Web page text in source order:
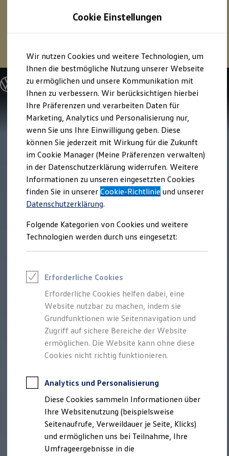
Hauptinhalt
springen
Footer
springen
Profitieren Sie von bis zu6.000 € 1
VolkswagenID. oder
Hybridmodelle.
Mehr zur E‑Auto-Förderung
Modelle und Konfigurator
Konfigurator
Modelle vergleichen
Konfiguration laden
Autosuche
Elektroautos
ENERGY Sondermodelle
Nutzfahrzeuge
SUV und CUV
Familienautos
Kombis
Kompaktwagen
Sportwagen
Schnell verfügbare Fahrzeuge
Angebote und Produkte
Aktuelle Angebote
E-Auto-Förderung
Volkswagen Marktplatz
Elektromobilität bei Gebrauchtwagen
Saisonangebote
Reifenpakete
Leasing
Leasing-Angebote
Gebrauchtwagen Leasing
Junge Gebrauchtwagen-Leasing
Elektroauto Leasing
Kleinwagen-Leasing
Autokredit mit Schlussrate
Versicherungen und Garantien
Kfz-Versicherung
Restschuldversicherungen
Garantien
Wartungsverträge
Geschäftskunden
Professional Class bei Volkswagen
Cookie Einstellungen
Wir nutzen Cookies und weitere Technologien, um
Ihnen die bestmögliche Nutzung unserer Webseite
zu ermöglichen und unsere Kommunikation mit
Ihnen zu verbessern. Wir berücksichtigen hierbei
Ihre Präferenzen und verarbeiten Daten für
Marketing, Analytics und Personalisierung nur,
wenn Sie uns Ihre Einwilligung geben. Diese
können Sie jederzeit mit Wirkung für die Zukunft
im Cookie Manager (Meine Präferenzen verwalten)
in der Datenschutzerklärung widerrufen. Weitere
Informationen zu unseren eingesetzten Cookies
finden Sie in unsererCookie-Richtlinie und unserer
Datenschutzerklärung.
Folgende Kategorien von Cookies und weitere
Technologien werden durch uns eingesetzt:
Erforderliche Cookies
Erforderliche Cookies helfen dabei, eine
Website nutzbar zu machen, indem sie
Grundfunktionen wie Seitennavigation und
Zugriff auf sichere Bereiche der Website
ermöglichen. Die Website kann ohne diese
Cookies nicht richtig funktionieren.
Analytics und Personalisierung
Diese Cookies sammeln Informationen über
Ihre Websitenutzung (beispielsweise
Seitenaufrufe, Verweildauer je Seite, Klicks)
und ermöglichen uns bei Teilnahme, Ihre
Umfrageergebnisse in die